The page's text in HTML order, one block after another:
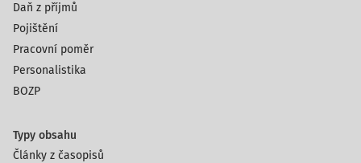
Daň z příjmů
Pojištění
Pracovní poměr
Personalistika
BOZP
Typy obsahu
Články z časopisů